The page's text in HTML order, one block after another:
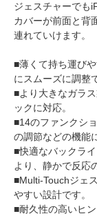
ジェスチャーでも
カバーが前面と背
連れていけます。
■薄くて持ち運び
にスムーズに調整
■より大きなガラ
ックに対応。
■14のファンクシ
の調節などの機能
■快適なバックラ
より、静かで反応
■Multi-Touchジェ
やすい設計です。
■耐久性の高いヒ